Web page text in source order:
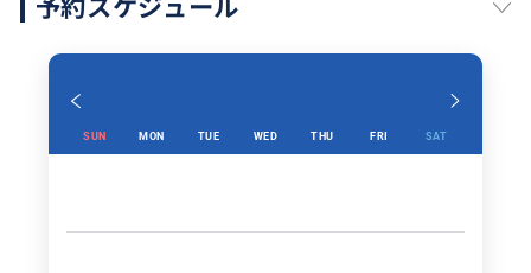
予約スケジュール
SUN MON TUE WED THU FRI SAT